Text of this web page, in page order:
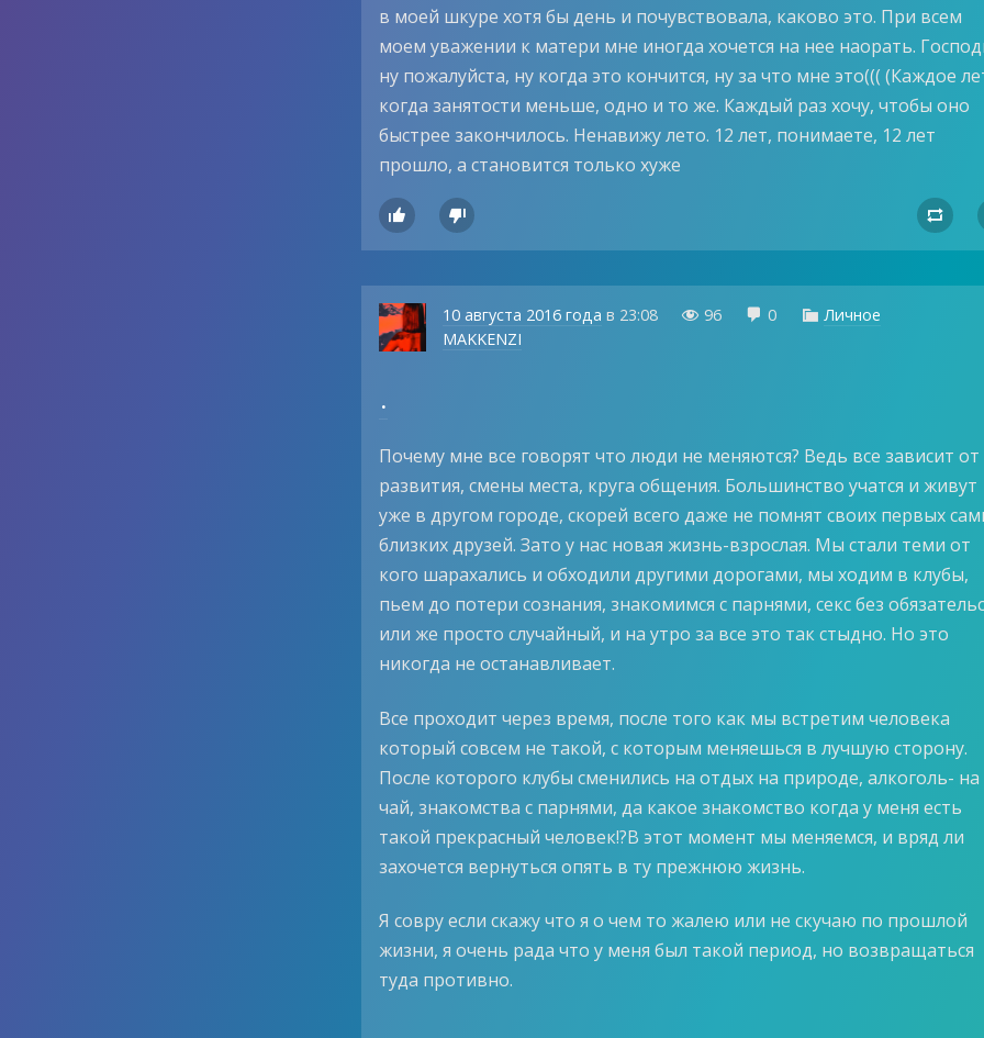
в моей шкуре хотя бы день и почувствовала, каково это. При всем
моем уважении к матери мне иногда хочется на нее наорать.
ну пожалуйста, ну когда это кончится, ну за что мне это((( (Каждое
когда занятости меньше, одно и то же. Каждый раз хочу, чтобы оно
быстрее закончилось. Ненавижу лето. 12 лет, понимаете, 12 лет
прошло, а становится только хуже
  
10 августа 2016 года в 23:08  96  0  Личное
MAKKENZI
.
Почему мне все говорят что люди не меняются? Ведь все зависит от
развития, смены места, круга общения. Большинство учатся и живут
уже в другом городе, скорей всего даже не помнят своих первых
близких друзей. Зато у нас новая жизнь-взрослая. Мы стали теми от
кого шарахались и обходили другими дорогами, мы ходим в клубы,
пьем до потери сознания, знакомимся с парнями, секс без
или же просто случайный, и на утро за все это так стыдно. Но это
никогда не останавливает.
Все проходит через время, после того как мы встретим человека
который совсем не такой, с которым меняешься в лучшую сторону.
После которого клубы сменились на отдых на природе, алкоголь- на
чай, знакомства с парнями, да какое знакомство когда у меня есть
такой прекрасный человек!?В этот момент мы меняемся, и вряд ли
захочется вернуться опять в ту прежнюю жизнь.
Я совру если скажу что я о чем то жалею или не скучаю по прошлой
жизни, я очень рада что у меня был такой период, но возвращаться
туда противно.